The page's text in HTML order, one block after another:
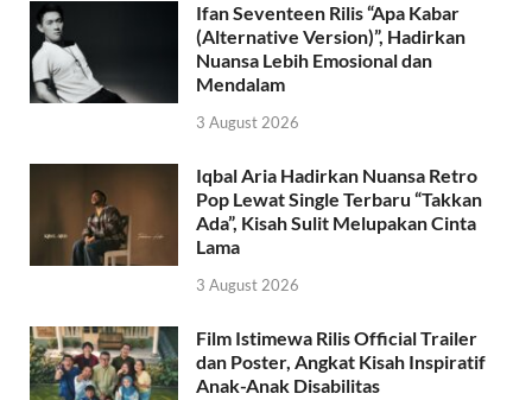
Ifan Seventeen Rilis “Apa Kabar
(Alternative Version)”, Hadirkan
Nuansa Lebih Emosional dan
Mendalam
3 August 2026
Iqbal Aria Hadirkan Nuansa Retro
Pop Lewat Single Terbaru “Takkan
Ada”, Kisah Sulit Melupakan Cinta
Lama
3 August 2026
Film Istimewa Rilis Official Trailer
dan Poster, Angkat Kisah Inspiratif
Anak-Anak Disabilitas